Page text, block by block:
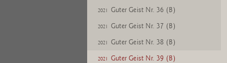
2021 Guter Geist Nr. 36 (B)
2021 Guter Geist Nr. 37 (B)
2021 Guter Geist Nr. 38 (B)
2021 Guter Geist Nr. 39 (B)